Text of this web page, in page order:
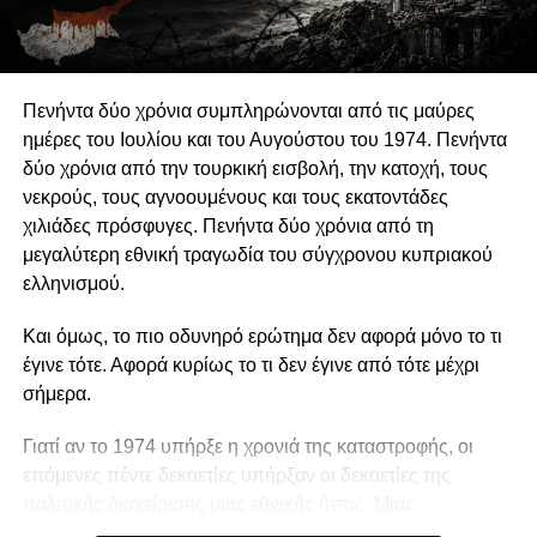
διαμόρφωση δημόσιων πολιτικών συνδέεται άμεσα με τη
διατήρηση της οργανωτικής και πνευματικής τους
αυτονομίας.
Η αυτονομία αυτή δεν συνεπάγεται πολιτική
ουδετερότητα. Μια οργάνωση μπορεί θεμιτά να
υποστηρίζει περιβαλλοντικές πολιτικές, κοινωνικά
δικαιώματα, θεσμικές μεταρρυθμίσεις ή συγκεκριμένες
νομοθετικές παρεμβάσεις. Μπορεί επίσης να ασκεί κριτική
στην κυβέρνηση, να συνεργάζεται με αιρετούς
εκπροσώπους ή να συμμετέχει σε διαδικασίες δημόσιας
ανοικτή, συμπεριληπτική και αποτελεσματική συμμετοχή
της κοινωνίας των πολιτών ως συστατικό στοιχείο της
δημοκρατικής διακυβέρνησης. Η πολιτική
δραστηριοποίηση, επομένως, δεν αναιρεί την ανεξαρτησία
μιας οργάνωσης, εφόσον είναι διαφανής, συμβατή με τον
Πενήντα δύο χρόνια συμπληρώνονται από τις μαύρες
ημέρες του Ιουλίου και του Αυγούστου του 1974. Πενήντα
δύο χρόνια από την τουρκική εισβολή, την κατοχή, τους
νεκρούς, τους αγνοουμένους και τους εκατοντάδες
χιλιάδες πρόσφυγες. Πενήντα δύο χρόνια από τη
μεγαλύτερη εθνική τραγωδία του σύγχρονου κυπριακού
ελληνισμού.
Και όμως, το πιο οδυνηρό ερώτημα δεν αφορά μόνο το τι
έγινε τότε. Αφορά κυρίως το τι δεν έγινε από τότε μέχρι
σήμερα.
Γιατί αν το 1974 υπήρξε η χρονιά της καταστροφής, οι
επόμενες πέντε δεκαετίες υπήρξαν οι δεκαετίες της
διαχείρισης που συχνά χαρακτηρίστηκε από έλλειψη